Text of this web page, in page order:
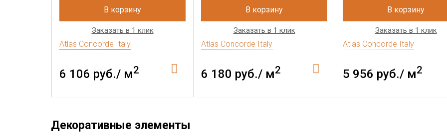
В корзину
Заказать в 1 клик
Atlas Concorde Italy
6 106 руб./ м2
В корзину
Заказать в 1 клик
Atlas Concorde Italy
6 180 руб./ м2
В корзину
Заказать в 1 клик
Atlas Concorde Italy
5 956 руб./ м2
Декоративные элементы